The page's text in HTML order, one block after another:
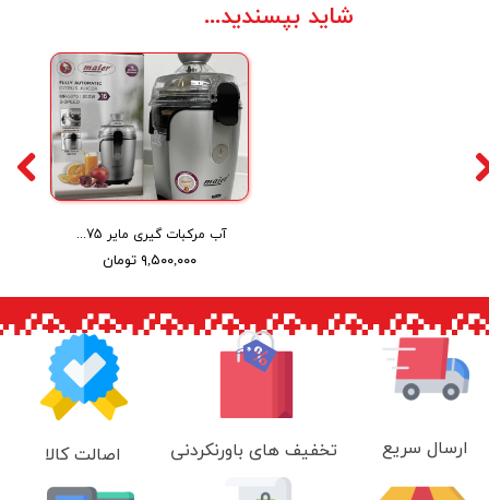
آب مرکبات گیری مایر Maier fully automatic citrus juicer MR-5075
۹,۵۰۰,۰۰۰ تومان
شاید بپسندید...
ارسال سریع اصالت کالا تخفیف های باورنکردنی